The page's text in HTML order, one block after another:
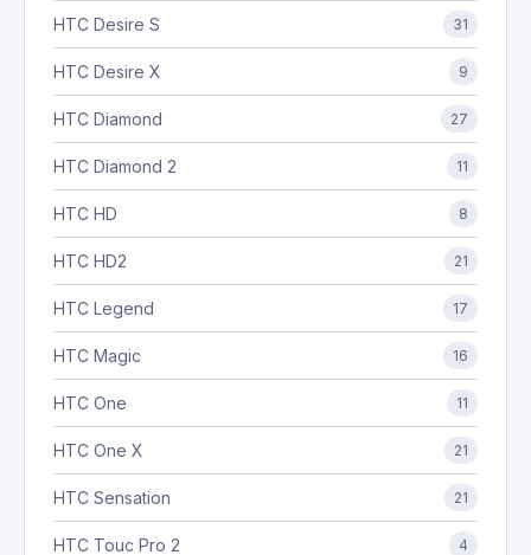
HTC Desire S 31
HTC Desire X 9
HTC Diamond 27
HTC Diamond 2 11
HTC HD 8
HTC HD2 21
HTC Legend 17
HTC Magic 16
HTC One 11
HTC One X 21
HTC Sensation 21
HTC Touc Pro 2 4